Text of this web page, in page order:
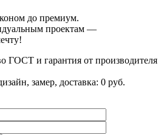
до премиум.
проектам —
ГОСТ и гарантия от производителя
замер, доставка: 0 руб.